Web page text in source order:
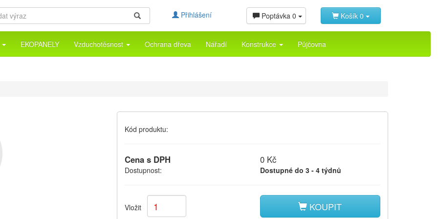
Přihlášení Poptávka 0 Košík 0
EKOPANELY Vzduchotěsnost Ochrana dřeva Nářadí Konstrukce Půjčovna
Kód produktu:
Cena s DPH 0 Kč
Dostupnost: Dostupné do 3 - 4 týdnů
Vložit KOUPIT